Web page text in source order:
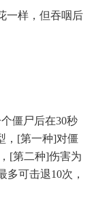
一样，但吞咽后
僵尸后在30秒
，[第一种]对僵
[第二种]伤害为
可击退10次，